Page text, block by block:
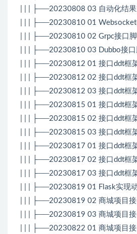
| | | ├──20230808 03 自动化结
| | | ├──20230810 01
| | | ├──20230810 02 Grpc接口
| | | ├──20230810 03 Dubbo接
| | | ├──20230812 01 接口ddt框
| | | ├──20230812 02 接口ddt框
| | | ├──20230812 03 接口ddt框
| | | ├──20230815 01 接口ddt框
| | | ├──20230815 02 接口ddt框
| | | ├──20230815 03 接口ddt框
| | | ├──20230817 01 接口ddt框
| | | ├──20230817 02 接口ddt框
| | | ├──20230817 03 接口ddt框
| | | ├──20230819 01 Flask实现
| | | ├──20230819 02 商城项目
| | | ├──20230819 03 商城项目
| | | ├──20230822 01 商城项目